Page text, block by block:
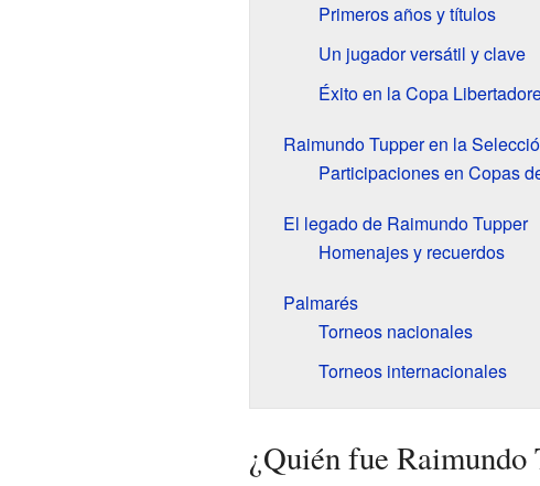
Primeros años y títulos
Un jugador versátil y clave
Éxito en la Copa
Raimundo Tupper en la
Participaciones en Copas
El legado de Raimundo Tupper
Homenajes y recuerdos
Palmarés
Torneos nacionales
Torneos internacionales
¿Quién fue Raimundo